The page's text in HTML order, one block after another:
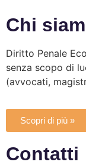
Chi
Diritto Penale
senza scopo di
(avvocati,
Scopri di più »
Contatti